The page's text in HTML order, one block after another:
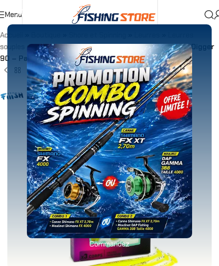
Commandez
Menu
Accueil
souples
»Corps rechange»Corps Rechange Fiiish Mud Digger
90 – Par 3